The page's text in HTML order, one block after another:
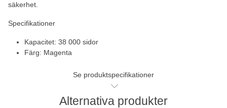
säkerhet.
Specifikationer
Kapacitet: 38 000 sidor
Färg: Magenta
Se produktspecifikationer
Alternativa produkter